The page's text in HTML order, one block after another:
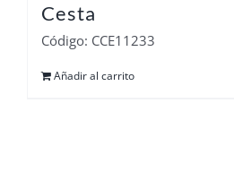
Cesta
Código: CCE11233
Añadir al carrito